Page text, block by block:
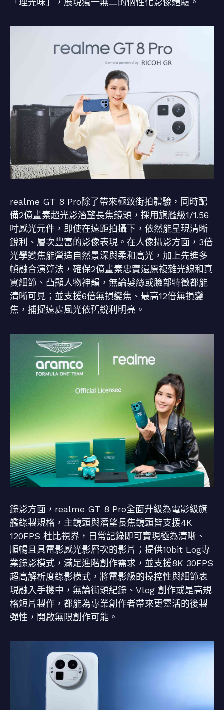
「理光味」，展現獨一無二的個性化影像體驗。
realme GT 8 Pro除了帶來極致街拍體驗，同時配
備2億畫素超光影潛望長焦鏡頭，採用旗艦級1/1.56
吋感光元件，即使在遠距拍攝下，依然能呈現清晰
銳利、層次豐富的影像表現。在人像攝影方面，3倍
光學變焦能營造自然景深與柔和高光，加上先進多
幀融合演算法，確保2億畫素忠實還原複雜光線和真
實細節、凸顯人物神韻，無論髮絲或臉部特徵都能
清晰可見；並支援6倍無損變焦、最高12倍無損變
焦，捕捉遠處風光依舊銳利明亮。
錄影方面，realme GT 8 Pro全面升級為電影級旗
艦錄製規格，主鏡頭與潛望長焦鏡頭皆支援4K
120FPS 杜比視界，日常記錄即可實現極為清晰、
順暢且具電影感光影層次的影片；提供10bit Log專
業錄影模式，滿足進階創作需求，並支援8K 30FPS
超高解析度錄影模式，將電影級的操控性與細節表
現融入手機中，無論街頭紀錄、Vlog 創作或是高規
格短片製作，都能為專業創作者帶來更靈活的後製
彈性，開啟無限創作可能。